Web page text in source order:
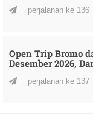
perjalanan ke 136
Open Trip Bromo
Desember 2026,
perjalanan ke 137